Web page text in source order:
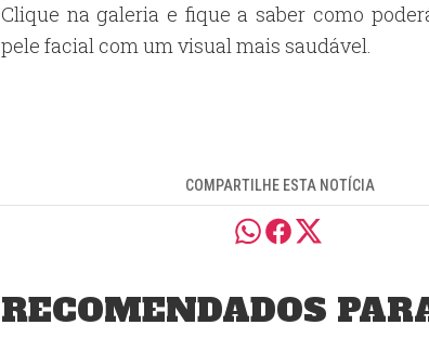
Clique na galeria e fique a saber como
pele facial com um visual mais saudável.
COMPARTILHE ESTA NOTÍCIA
RECOMENDADOS